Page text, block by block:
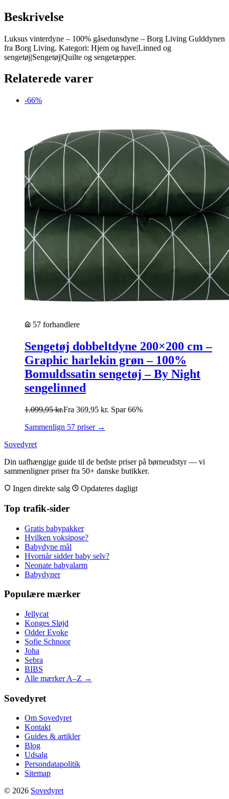
Beskrivelse
Luksus vinterdyne – 100% gåsedunsdyne – Borg Living Gulddynen
fra Borg Living. Kategori: Hjem og have|Linned og
sengetøj|Sengetøj|Quilte og sengetæpper.
Relaterede varer
-66%
57 forhandlere
Sengetøj dobbeltdyne 200×200 cm –
Graphic harlekin grøn – 100%
Bomuldssatin sengetøj – By Night
sengelinned
1.099,95kr.Fra 369,95 kr. Spar 66%
Sammenlign 57 priser →
Sovedyret
Din uafhængige guide til de bedste priser på børneudstyr — vi
sammenligner priser fra 50+ danske butikker.
Ingen direkte salg
Opdateres dagligt
Top trafik-sider
Gratis babypakker
Hvilken voksipose?
Babydyne mål
Hvornår sidder baby selv?
Neonate babyalarm
Babydyner
Populære mærker
Jellycat
Konges Sløjd
Odder Evoke
Sofie Schnoor
Joha
Sebra
BIBS
Alle mærker A–Z →
Sovedyret
Om Sovedyret
Kontakt
Guides & artikler
Blog
Udsalg
Persondatapolitik
Sitemap
© 2026 Sovedyret